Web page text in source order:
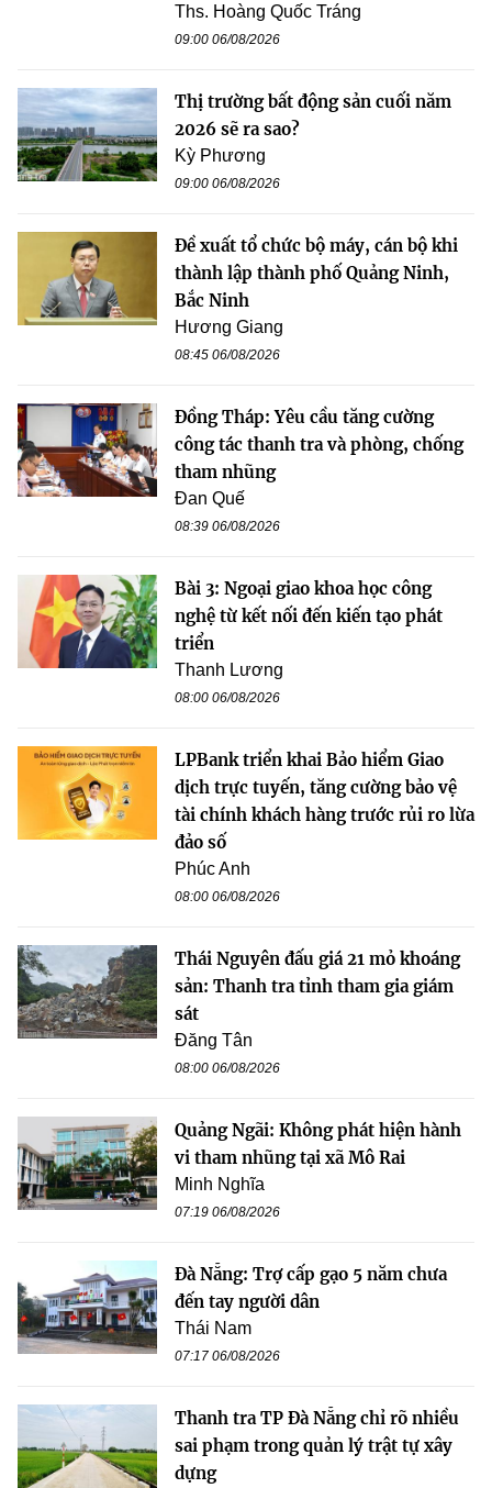
Ths. Hoàng Quốc Tráng
09:00 06/08/2026
Thị trường bất động sản cuối năm
2026 sẽ ra sao?
Kỳ Phương
09:00 06/08/2026
Đề xuất tổ chức bộ máy, cán bộ khi
thành lập thành phố Quảng Ninh,
Bắc Ninh
Hương Giang
08:45 06/08/2026
Đồng Tháp: Yêu cầu tăng cường
công tác thanh tra và phòng, chống
tham nhũng
Đan Quế
08:39 06/08/2026
Bài 3: Ngoại giao khoa học công
nghệ từ kết nối đến kiến tạo phát
triển
Thanh Lương
08:00 06/08/2026
LPBank triển khai Bảo hiểm Giao
dịch trực tuyến, tăng cường bảo vệ
tài chính khách hàng trước rủi ro lừa
đảo số
Phúc Anh
08:00 06/08/2026
Thái Nguyên đấu giá 21 mỏ khoáng
sản: Thanh tra tỉnh tham gia giám
sát
Đăng Tân
08:00 06/08/2026
Quảng Ngãi: Không phát hiện hành
vi tham nhũng tại xã Mô Rai
Minh Nghĩa
07:19 06/08/2026
Đà Nẵng: Trợ cấp gạo 5 năm chưa
đến tay người dân
Thái Nam
07:17 06/08/2026
Thanh tra TP Đà Nẵng chỉ rõ nhiều
sai phạm trong quản lý trật tự xây
dựng